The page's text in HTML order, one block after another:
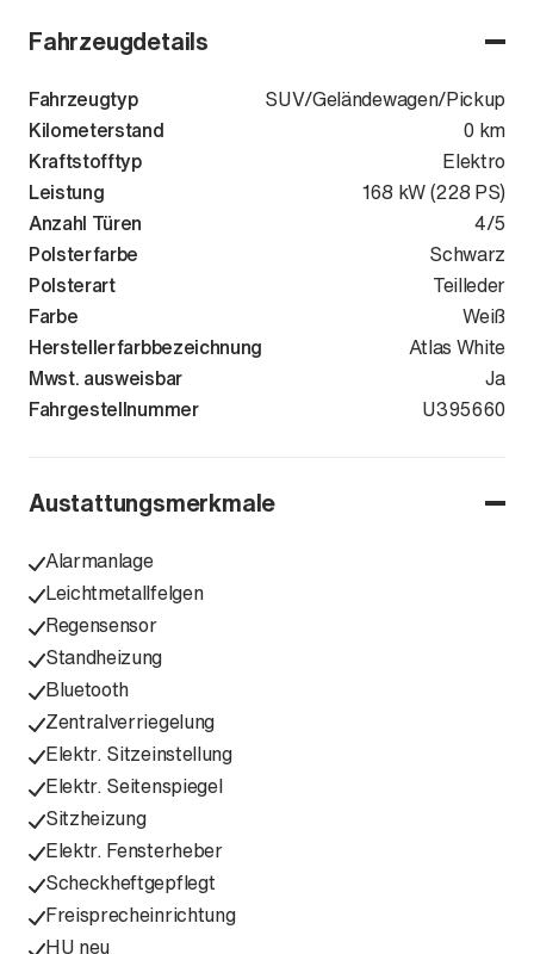
Fahrzeugdetails
Fahrzeugtyp
SUV/Geländewagen/Pickup
Kilometerstand
0 km
Kraftstofftyp
Elektro
Leistung
168 kW (228 PS)
Anzahl Türen
4/5
Polsterfarbe
Schwarz
Polsterart
Teilleder
Farbe
Weiß
Herstellerfarbbezeichnung
Atlas White
Mwst. ausweisbar
Ja
Fahrgestellnummer
U395660
Austattungsmerkmale
Alarmanlage
Leichtmetallfelgen
Regensensor
Standheizung
Bluetooth
Zentralverriegelung
Elektr. Sitzeinstellung
Elektr. Seitenspiegel
Sitzheizung
Elektr. Fensterheber
Scheckheftgepflegt
Freisprecheinrichtung
HU neu